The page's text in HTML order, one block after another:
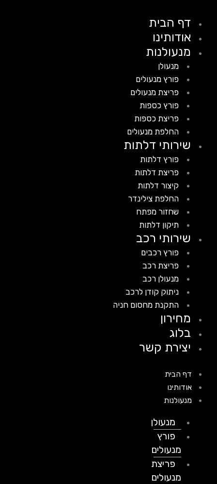
דף הבית
אודותינו
מנעולנות
מנעולן
פורץ מנעולים
פריצת מנעולים
פורץ כספות
פריצת כספות
החלפת מנעולים
שירותי דלתות
פורץ דלתות
פריצת דלתות
קיצור דלתות
החלפת צילינדר
שחזור מפתח
תיקון דלתות
שירותי רכב
פורץ רכבים
פריצת רכב
מנעולן רכב
ניתוק קודן לרכב
התקנת מחסום חניה
מחירון
בלוג
יצירת קשר
דף הבית
אודותינו
מנעולנות
מנעולן
פורץ
מנעולים
פריצת
מנעולים